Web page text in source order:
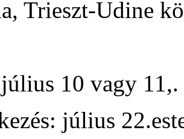
Trieszt-Udine
július 10 vagy 11,.
július